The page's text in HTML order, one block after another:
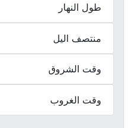
طول النهار
منتصف اليل
وقت الشروق
وقت الغروب